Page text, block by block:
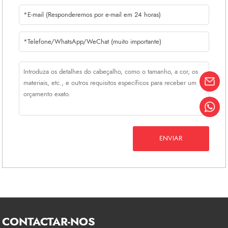
por dia, temos vendedores ingleses,
espanhóis, franceses e russos, pode
comunicar connosco sem quaisquer
obstáculos.
ENVIAR
CONTACTAR-NOS